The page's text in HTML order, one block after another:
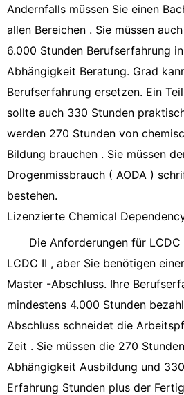
Andernfalls müssen Sie einen
allen Bereichen . Sie müssen
6.000 Stunden Berufserfahrung
Abhängigkeit Beratung. Grad
Berufserfahrung ersetzen. Ein
sollte auch 330 Stunden
werden 270 Stunden von
Bildung brauchen . Sie müssen
Drogenmissbrauch ( AODA )
bestehen.
Lizenzierte Chemical
Die Anforderungen für LCDC
LCDC II , aber Sie benötigen
Master -Abschluss. Ihre
mindestens 4.000 Stunden
Abschluss schneidet die
Zeit . Sie müssen die 270
Abhängigkeit Ausbildung und
Erfahrung Stunden plus der